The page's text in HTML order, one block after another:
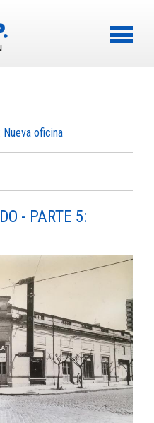
oficina
- PARTE 5: